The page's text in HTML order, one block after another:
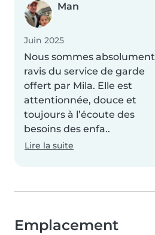
Man
Juin 2025
Nous sommes absolument
ravis du service de garde
offert par Mila. Elle est
attentionnée, douce et
toujours à l’écoute des
besoins des enfa..
Lire la suite
Emplacement